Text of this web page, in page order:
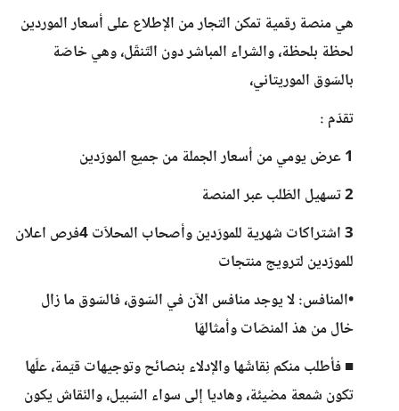
هي منصة رقمية تمكن التجار من الإطلاع على أسعار الموردين
لحظة بلحظة، والشراء المباشر دون التّنقّل، وهي خاصّة
بالسّوق الموريتاني،
تقدّم :
1 عرض يومي من أسعار الجملة من جميع المورّدين
2 تسهيل الطّلب عبر المنصة
3 اشتراكات شهرية للمورّدين وأصحاب المحلاّت 4فرص اعلان
للمورّدين لترويج منتجات
•المنافس: لا يوجد منافس الآن في السّوق، فالسّوق ما زال
خال من هذ المنصّات وأمثالهَا
■ فأطلب منكم نِقاشَها والإدلاء بنصائح وتوجيهات قيّمة، علّها
تكون شمعة مضيئة، وهاديا إلى سواء السّبيل، والنّقاش يكون